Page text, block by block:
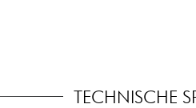
TECHNISCHE